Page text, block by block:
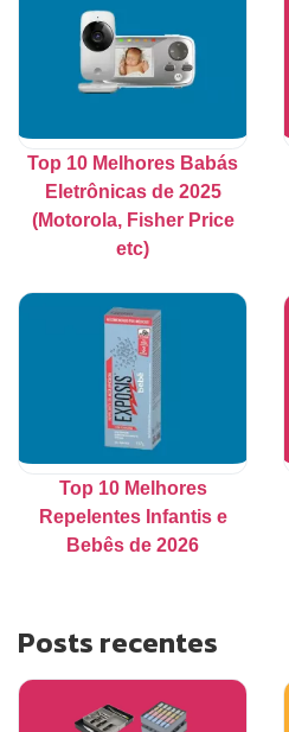
Top 10 Melhores Babás
Eletrônicas de 2025
(Motorola, Fisher Price
etc)
Top 10 Melhores
Repelentes Infantis e
Bebês de 2026
Posts recentes